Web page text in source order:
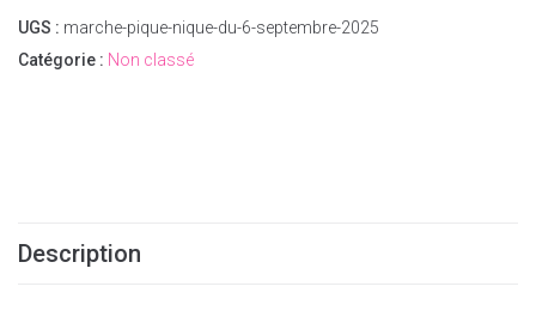
UGS : marche-pique-nique-du-6-septembre-2025
Catégorie : Non classé
Description